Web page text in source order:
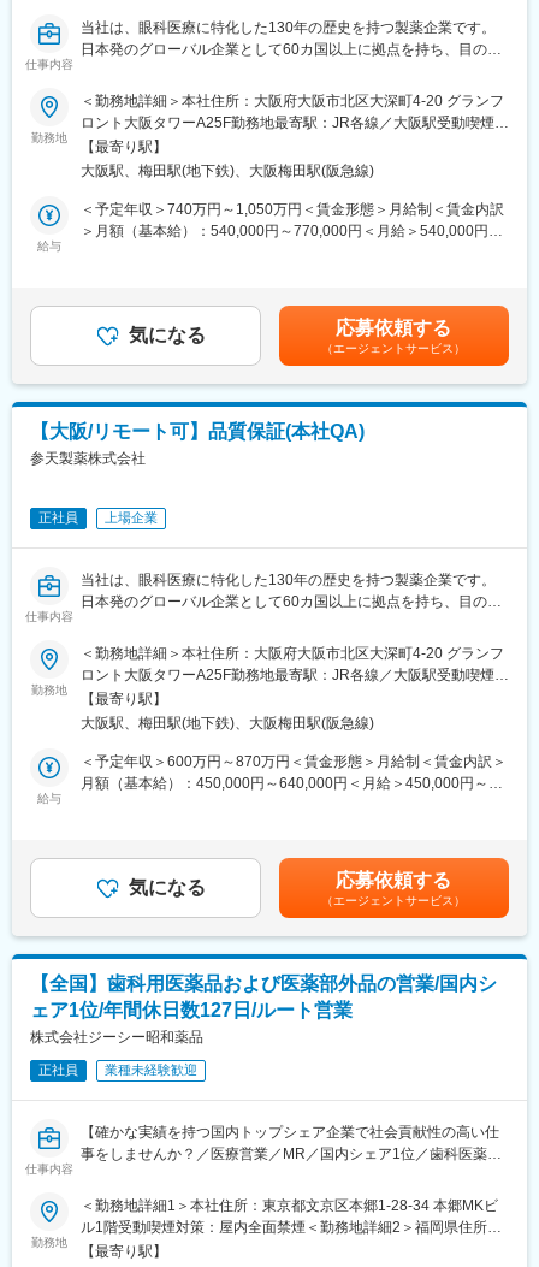
【担当商品（例）】
当社は眼科領域に特化したスペシャリティファーマです。
ドライアイ治療薬を始めとした、幅広い点眼薬（目薬）を提案す
■研修体制：
＜入社後＞
大阪本社にて、1か月半～2か月間の初期研修を行います。
＜配属後＞
・先輩社員がOJTでサポートします。チーム制となっており、1グ
情報などをキャッチアップする機会があります。
・MR教育の専門部署があり、定期的に階層別研修、MR向けの研
修もあり、配属後も着実にスキルアップしていける環境です。
■勤務地について：
・初期配属地はご希望を考慮し検討いたします。
（京都府、東京都、青森県、愛知県、岐阜県いずれかのエリアで
アに支店やサテライトオフィスがあるため、会議等やオフィスワ
■働き方：
・土日祝休み／年間休日128日
・「くるみん」「えるぼし」取得
■各種手当・福利厚生：
・社宅制度あり（適用条件あり・入社から7年間まで適用）
・日当あり（別途支給）
変更の範囲：会社の定める業務
仕事内容
当社は、眼科医療に特化した130年の歴史を持つ製薬企業です。
日本発のグローバル企業として60カ国以上に拠点を持ち、目の健
供し、世界中の人々の視覚に関わる社会問題に取り組んでいま
す。
■業務概要：
日本およびグローバルの事業部門と連携しながら、業務の有効
性、業務効率、および組織パフォーマンスの向上につながるデジ
タルソリューションおよび情報システムの企画・設計・導入・運
ることもあります。
信頼されるDigital & IT Business Partnerとして、事業部門、
Digital & IT組織、外部パートナーと密接に連携しながら、ビジネ
【主な職務内容と責任】
■ビジネスパートナーシップ
・R&Dおよび関連部門のステークホルダーと信頼関係を構築し、
・ビジネス目標の達成と事業価値の創出に向けて、ITおよびデジ
タルソリューションを提案し、その導入・活用を支援する。
・ビジネス部門とIT部門の橋渡し役として、優先順位、期待値、
およびソリューション方針の整合を図る。
■プロジェクト推進
・担当するITプロジェクトおよび施策について、計画策定、実
・プロジェクトにおける課題やリスクを主体的に特定・管理し、
適切な対策を推進することで、円滑なプロジェクト遂行を実現す
る。
・社内外の関係者と連携しながら、プロジェクトの成功に向けて
■ソリューション・システム管理
・担当するシステムおよびアプリケーションの安定運用と継続的
する情報を、関係者へ適切に共有する。
・グローバルおよびリージョナルのITチームと連携し、IT戦略、お
よび各種イニシアチブの実行を支援する。
変更の範囲：会社の定める業務
勤務地
＜勤務地詳細＞本社住所：大阪府大阪市北区大深町4-20 グランフ
ロント大阪タワーA25F勤務地最寄駅：JR各線／大阪駅受動喫煙対
策：屋内全面禁煙変更の範囲：会社の定める事業所（リモートワ
ーク含む）
【最寄り駅】
大阪駅、梅田駅(地下鉄)、大阪梅田駅(阪急線)
給与
＜予定年収＞740万円～1,050万円＜賃金形態＞月給制＜賃金内訳
＞月額（基本給）：540,000円～770,000円＜月給＞540,000円～
り、選考を通じて上下する可能性があります。月給(月額)は固定手
当を含めた表記です。
気になる 応募依頼する
（エージェントサービス）
【大阪/リモート可】品質保証(本社QA)
参天製薬株式会社
正社員 上場企業
仕事内容
当社は、眼科医療に特化した130年の歴史を持つ製薬企業です。
日本発のグローバル企業として60カ国以上に拠点を持ち、目の健
供し、世界中の人々の視覚に関わる社会問題に取り組んでいま
す。本ポジションは、本社QA職として活躍頂きます。
■業務内容：
・配属先は、日本国内で製造販売する医療用/一般用医薬品・健康
補助食品の品質保証体制の維持・管理、および海外輸出入品を扱
う本社品質保証機能（グローバル機能）を担っています。
改善し、製造管理及び品質管理の適正運用を確認することで、医
療用/一般用医薬品、健康補助食品および治験薬の品質保証を適切
よびGXP組織と連携し、日本市場における主導役として品質シス
テムの構築と維持管理および強固なプロセスの構築・標準化に向
けた改善を行う。
・GQP管理基準および手順に準拠した医薬品品質システム（逸
脱/CAPA、変更管理、文書管理、教育訓練、取決めなど）を構
築、維持、改善する
・製造委託先、供給業者管理の運用および継続的な改善を行う。
・日本・海外規制及び標的市場国規制に適合する新製品の上市活
動を行う。
・国内市場向け製品及び輸出用製品の、治験薬Phase及び商用
・ターゲット市場要件に基づく海外輸出入品の品質保証業務の実
務およびサポートを行う。
・他社製造販売業者との販売提携製品の品質協定を遵守するとと
勤務地
＜勤務地詳細＞本社住所：大阪府大阪市北区大深町4-20 グランフ
ロント大阪タワーA25F勤務地最寄駅：JR各線／大阪駅受動喫煙対
策：屋内全面禁煙変更の範囲：会社の定める事業所（リモートワ
ーク含む）
【最寄り駅】
大阪駅、梅田駅(地下鉄)、大阪梅田駅(阪急線)
給与
＜予定年収＞600万円～870万円＜賃金形態＞月給制＜賃金内訳＞
月額（基本給）：450,000円～640,000円＜月給＞450,000円～
あり、選考を通じて上下する可能性があります。月給(月額)は固定
手当を含めた表記です。
気になる 応募依頼する
（エージェントサービス）
【全国】歯科用医薬品および医薬部外品の営業/国内シ
ェア1位/年間休日数127日/ルート営業
株式会社ジーシー昭和薬品
正社員 業種未経験歓迎
仕事内容
【確かな実績を持つ国内トップシェア企業で社会貢献性の高い仕
事をしませんか？／医療営業／MR／国内シェア1位／歯科医薬品
■業務内容：
医薬品、医療機器、医薬部外品等の製造販売を行う当社にて、以
下の業務をご担当いただきます。
勤務地
＜勤務地詳細1＞本社住所：東京都文京区本郷1-28-34 本郷MKビ
ル1階受動喫煙対策：屋内全面禁煙＜勤務地詳細2＞福岡県住所：
福岡県 受動喫煙対策：屋内全面禁煙＜勤務地詳細3＞名古屋住
【最寄り駅】